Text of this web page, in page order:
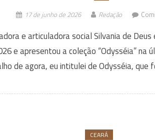
17 de junho de 2026 Redação
e articuladora social Silvania de
e apresentou a coleção “Odysséia” na
de agora, eu intitulei de Odysséia,
CEARÁ